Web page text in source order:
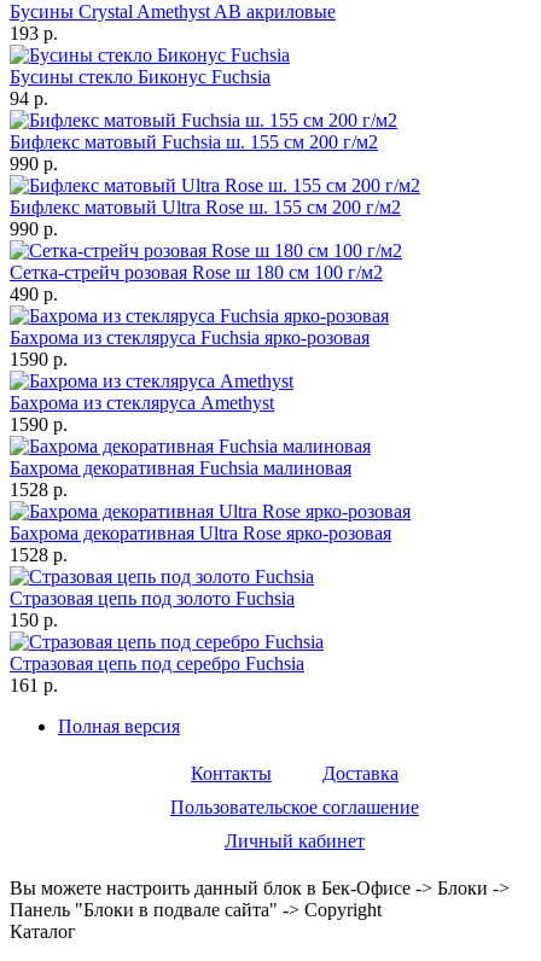
Бусины Crystal Amethyst AB акриловые
193 р.
Бусины стекло Биконус Fuchsia
94 р.
Бифлекс матовый Fuchsia ш. 155 см 200 г/м2
990 р.
Бифлекс матовый Ultra Rose ш. 155 см 200 г/м2
990 р.
Сетка-стрейч розовая Rose ш 180 см 100 г/м2
490 р.
Бахрома из стекляруса Fuchsia ярко-розовая
1590 р.
Бахрома из стекляруса Amethyst
1590 р.
Бахрома декоративная Fuchsia малиновая
1528 р.
Бахрома декоративная Ultra Rose ярко-розовая
1528 р.
Стразовая цепь под золото Fuchsia
150 р.
Стразовая цепь под серебро Fuchsia
161 р.
Полная версия
Контакты
Доставка
Пользовательское соглашение
Личный кабинет
Вы можете настроить данный блок в Бек-Офисе -> Блоки ->
Панель "Блоки в подвале сайта" -> Copyright
Каталог